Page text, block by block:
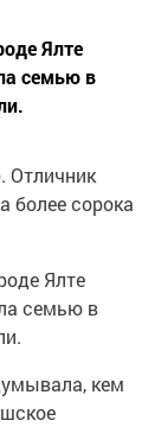
Ялте
семью в
Отличник
более сорока
Ялте
семью в
кем